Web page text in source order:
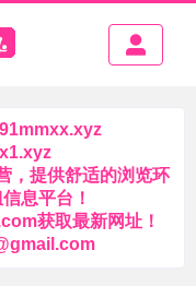
，提供舒适的浏览环
息平台！
获取最新网址！